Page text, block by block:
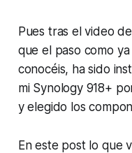
Pues tras el video
que el paso como
conocéis, ha sido
mi Synology 918+
y elegido los
En este post lo que